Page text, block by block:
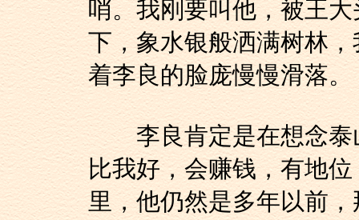
哨。我刚要叫他，被王
下，象水银般洒满树林
着李良的脸庞慢慢滑落。
李良肯定是在想念泰
比我好，会赚钱，有地
里，他仍然是多年以前